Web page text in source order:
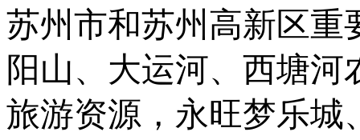
苏州市和苏州高新区重
阳山、大运河、西塘
旅游资源，永旺梦乐城